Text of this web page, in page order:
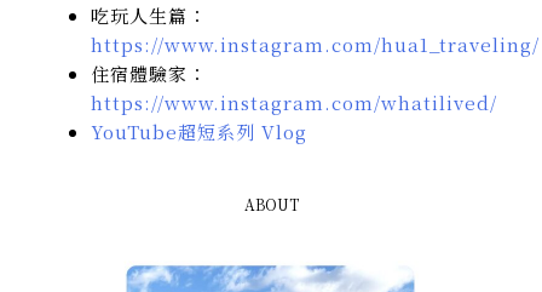
吃玩人生篇：
https://www.instagram.com/hua1_traveling/
住宿體驗家：
https://www.instagram.com/whatilived/
YouTube超短系列 Vlog
ABOUT